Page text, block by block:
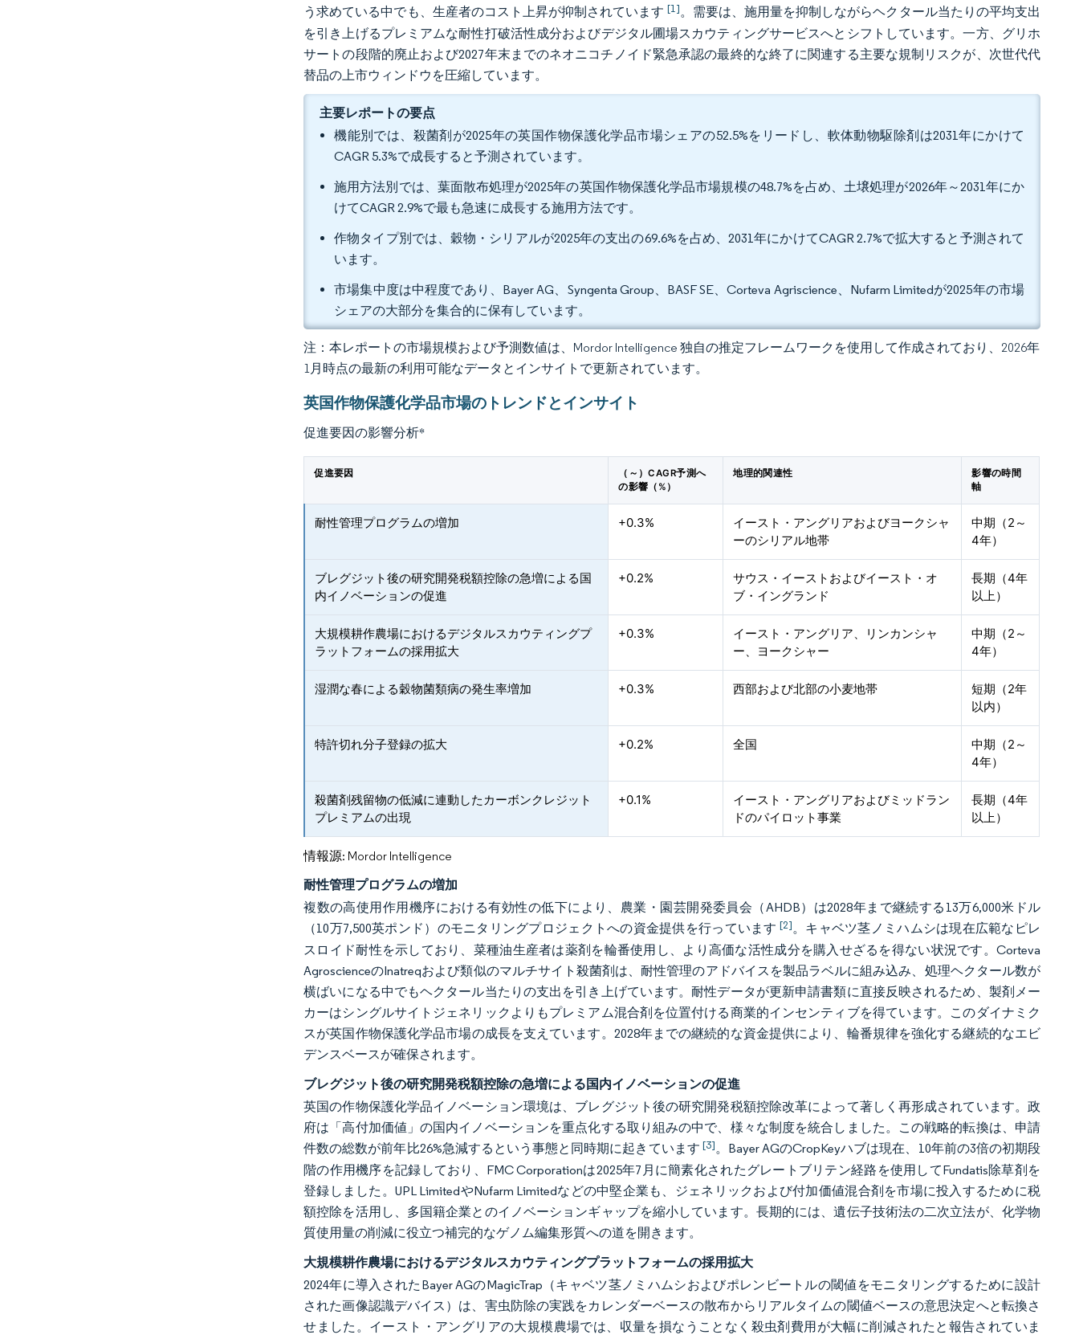
う求めている中でも、生産者のコスト上昇が抑制されています [1]。需要は、施用量を抑制しながらヘクタール当たりの平均支出
を引き上げるプレミアムな耐性打破活性成分およびデジタル圃場スカウティングサービスへとシフトしています。一方、グリホ
サートの段階的廃止および2027年末までのネオニコチノイド緊急承認の最終的な終了に関連する主要な規制リスクが、次世代代
替品の上市ウィンドウを圧縮しています。
主要レポートの要点
機能別では、殺菌剤が2025年の英国作物保護化学品市場シェアの52.5%をリードし、軟体動物駆除剤は2031年にかけて
CAGR 5.3%で成長すると予測されています。
施用方法別では、葉面散布処理が2025年の英国作物保護化学品市場規模の48.7%を占め、土壌処理が2026年～2031年にか
けてCAGR 2.9%で最も急速に成長する施用方法です。
作物タイプ別では、穀物・シリアルが2025年の支出の69.6%を占め、2031年にかけてCAGR 2.7%で拡大すると予測されて
います。
市場集中度は中程度であり、Bayer AG、Syngenta Group、BASF SE、Corteva Agriscience、Nufarm Limitedが2025年の市場
シェアの大部分を集合的に保有しています。
注：本レポートの市場規模および予測数値は、Mordor Intelligence 独自の推定フレームワークを使用して作成されており、2026年
1月時点の最新の利用可能なデータとインサイトで更新されています。
英国作物保護化学品市場のトレンドとインサイト
促進要因の影響分析*
促進要因
（～）CAGR予測へ
の影響（%）
地理的関連性
影響の時間
軸
耐性管理プログラムの増加 +0.3%
イースト・アングリアおよびヨークシャ
ーのシリアル地帯
中期（2～
4年）
ブレグジット後の研究開発税額控除の急増による国
内イノベーションの促進
+0.2%
サウス・イーストおよびイースト・オ
ブ・イングランド
長期（4年
以上）
大規模耕作農場におけるデジタルスカウティングプ
ラットフォームの採用拡大
+0.3%
イースト・アングリア、リンカンシャ
ー、ヨークシャー
中期（2～
4年）
湿潤な春による穀物菌類病の発生率増加 +0.3% 西部および北部の小麦地帯
短期（2年
以内）
特許切れ分子登録の拡大 +0.2% 全国
中期（2～
4年）
殺菌剤残留物の低減に連動したカーボンクレジット
プレミアムの出現
+0.1%
イースト・アングリアおよびミッドラン
ドのパイロット事業
長期（4年
以上）
情報源: Mordor Intelligence
耐性管理プログラムの増加
複数の高使用作用機序における有効性の低下により、農業・園芸開発委員会（AHDB）は2028年まで継続する13万6,000米ドル
（10万7,500英ポンド）のモニタリングプロジェクトへの資金提供を行っています [2]。キャベツ茎ノミハムシは現在広範なピレ
スロイド耐性を示しており、菜種油生産者は薬剤を輪番使用し、より高価な活性成分を購入せざるを得ない状況です。Corteva
AgroscienceのInatreqおよび類似のマルチサイト殺菌剤は、耐性管理のアドバイスを製品ラベルに組み込み、処理ヘクタール数が
横ばいになる中でもヘクタール当たりの支出を引き上げています。耐性データが更新申請書類に直接反映されるため、製剤メー
カーはシングルサイトジェネリックよりもプレミアム混合剤を位置付ける商業的インセンティブを得ています。このダイナミク
スが英国作物保護化学品市場の成長を支えています。2028年までの継続的な資金提供により、輪番規律を強化する継続的なエビ
デンスベースが確保されます。
ブレグジット後の研究開発税額控除の急増による国内イノベーションの促進
英国の作物保護化学品イノベーション環境は、ブレグジット後の研究開発税額控除改革によって著しく再形成されています。政
府は「高付加価値」の国内イノベーションを重点化する取り組みの中で、様々な制度を統合しました。この戦略的転換は、申請
件数の総数が前年比26%急減するという事態と同時期に起きています [3]。Bayer AGのCropKeyハブは現在、10年前の3倍の初期段
階の作用機序を記録しており、FMC Corporationは2025年7月に簡素化されたグレートブリテン経路を使用してFundatis除草剤を
登録しました。UPL LimitedやNufarm Limitedなどの中堅企業も、ジェネリックおよび付加価値混合剤を市場に投入するために税
額控除を活用し、多国籍企業とのイノベーションギャップを縮小しています。長期的には、遺伝子技術法の二次立法が、化学物
質使用量の削減に役立つ補完的なゲノム編集形質への道を開きます。
大規模耕作農場におけるデジタルスカウティングプラットフォームの採用拡大
2024年に導入されたBayer AGのMagicTrap（キャベツ茎ノミハムシおよびポレンビートルの閾値をモニタリングするために設計
された画像認識デバイス）は、害虫防除の実践をカレンダーベースの散布からリアルタイムの閾値ベースの意思決定へと転換さ
せました。イースト・アングリアの大規模農場では、収量を損なうことなく殺虫剤費用が大幅に削減されたと報告されていま